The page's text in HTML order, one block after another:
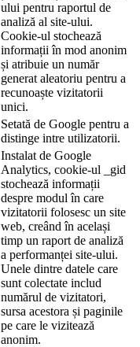
ului pentru raportul de
analiză al site-ului.
Cookie-ul stochează
informații în mod anonim
și atribuie un număr
generat aleatoriu pentru a
recunoaște vizitatorii
unici.
Setată de Google pentru a
distinge intre utilizatorii.
Instalat de Google
Analytics, cookie-ul _gid
stochează informații
despre modul în care
vizitatorii folosesc un site
web, creând în același
timp un raport de analiză
a performanței site-ului.
Unele dintre datele care
sunt colectate includ
numărul de vizitatori,
sursa acestora și paginile
pe care le vizitează
anonim.